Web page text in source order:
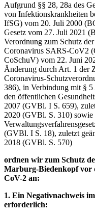
Aufgrund §§ 28, 28a des
von Infektionskrankheiten
IfSG) vom 20. Juli 2000
Gesetz vom 27. Juli 2021
Verordnung zum Schutz
Coronavirus SARS-CoV2
CoSchuV) vom 22. Juni
Änderung durch Art. 1 der
Coronavirus-
386), in Verbindung mit § 5
den öffentlichen
2007 (GVBl. I S. 659),
2020 (GVBl. S. 310) sowie
(GVBl. I S. 18), zuletzt
2018 (GVBl. S. 570)
ordnen wir zum Schutz
Marburg-Biedenkopf vor
CoV-2 an:
1. Ein Negativnachweis
erforderlich: